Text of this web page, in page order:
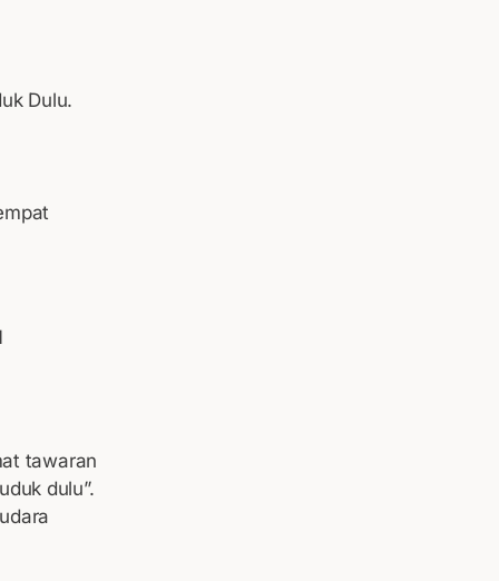
Dulu.
tawaran
dulu”.